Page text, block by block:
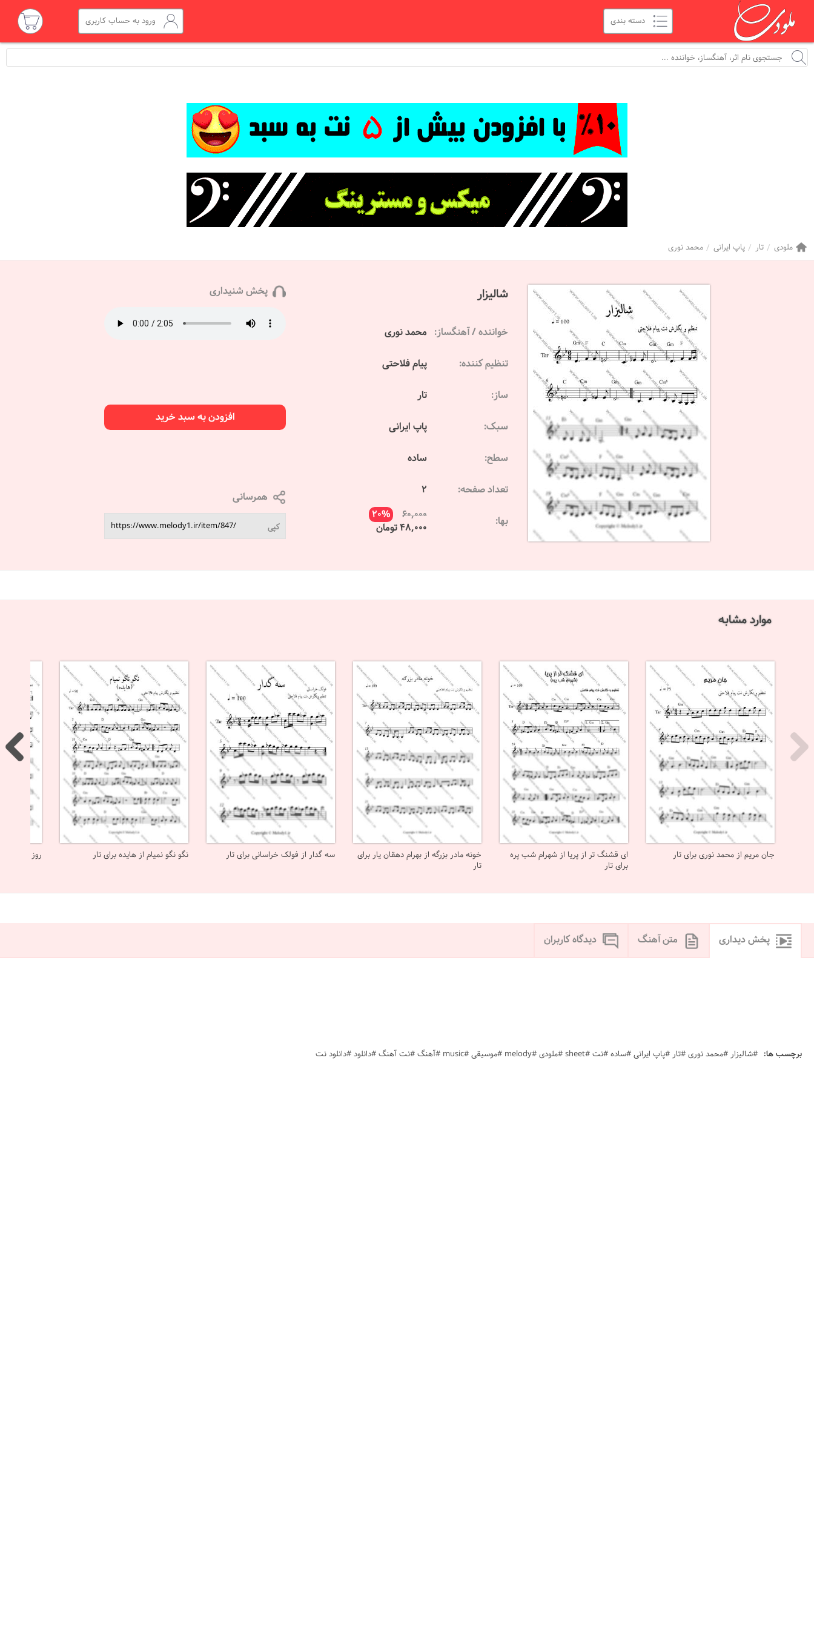
ورود به حساب کاربری
ملودی تار پاپ ایرانی محمد نوری
شالیزار
خواننده / آهنگساز: محمد نوری
تنظیم کننده: پیام فلاحتی
ساز: تار
سبک: پاپ ایرانی
سطح: ساده
تعداد صفحه: 2
بها: 60,000
20%
48,000 تومان
پخش شنیداری
افزودن به سبد خرید
همرسانی
کپی
موارد مشابه
جان مریم از محمد نوری برای تار
ای قشنگ تر از پریا از شهرام شب پره
برای تار
خونه مادر بزرگه از بهرام دهقان یار برای
تار
سه گدار از فولک خراسانی برای تار نگو نگو نمیام از هایده برای تار روز سرد از
پخش دیداری متن آهنگ دیدگاه کاربران
برچسب ها: #شالیزار #محمد نوری #تار #پاپ ایرانی #ساده #نت #sheet #ملودی #melody #موسیقی #music #آهنگ #نت آهنگ #دانلود #دانلود نت